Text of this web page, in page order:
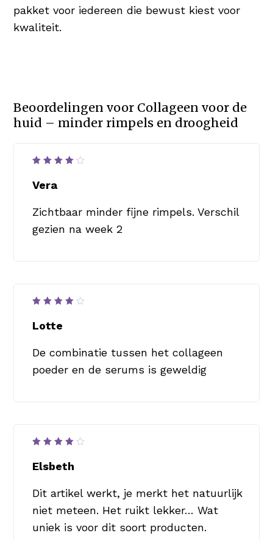
pakket voor iedereen die bewust kiest voor
kwaliteit.
Beoordelingen voor Collageen voor de
huid – minder rimpels en droogheid
4
5
Vera
Zichtbaar minder fijne rimpels. Verschil
gezien na week 2
4
5
Lotte
De combinatie tussen het collageen
poeder en de serums is geweldig
4uit
5
Elsbeth
Dit artikel werkt, je merkt het natuurlijk
niet meteen. Het ruikt lekker… Wat
uniek is voor dit soort producten.